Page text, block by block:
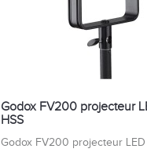
Godox FV200 projecteur
HSS
Godox FV200 projecteur